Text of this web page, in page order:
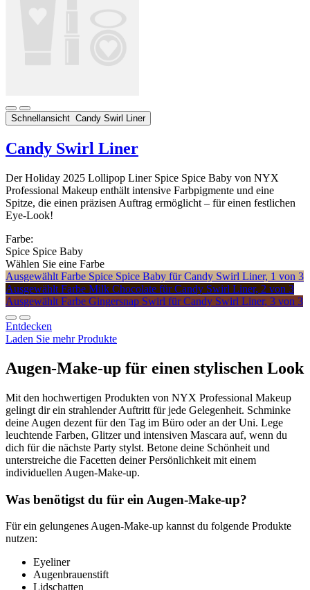
Schnellansicht Candy Swirl Liner
Candy Swirl Liner
Der Holiday 2025 Lollipop Liner Spice Spice Baby von NYX
Professional Makeup enthält intensive Farbpigmente und eine
Spitze, die einen präzisen Auftrag ermöglicht – für einen festlichen
Eye-Look!
Farbe:
Spice Spice Baby
Wählen Sie eine Farbe
Ausgewählt Farbe Spice Spice Baby für Candy Swirl Liner, 1 von 3
Ausgewählt Farbe Milk Chocolate für Candy Swirl Liner, 2 von 3
Ausgewählt Farbe Gingersnap Swirl für Candy Swirl Liner, 3 von 3
Entdecken
Laden Sie mehr Produkte
Augen-Make-up für einen stylischen Look
Mit den hochwertigen Produkten von NYX Professional Makeup
gelingt dir ein strahlender Auftritt für jede Gelegenheit. Schminke
deine Augen dezent für den Tag im Büro oder an der Uni. Lege
leuchtende Farben, Glitzer und intensiven Mascara auf, wenn du
dich für die nächste Party stylst. Betone deine Schönheit und
unterstreiche die Facetten deiner Persönlichkeit mit einem
individuellen Augen-Make-up.
Was benötigst du für ein Augen-Make-up?
Für ein gelungenes Augen-Make-up kannst du folgende Produkte
nutzen:
Eyeliner
Augenbrauenstift
Lidschatten